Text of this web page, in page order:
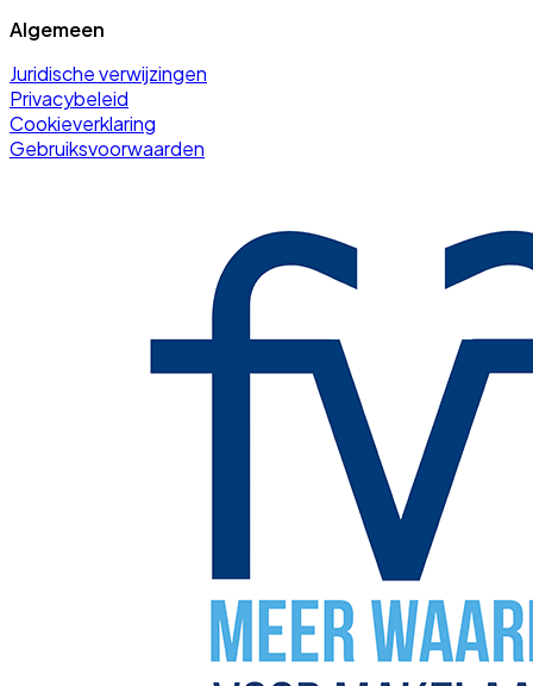
Algemeen
Juridische verwijzingen
Privacybeleid
Cookieverklaring
Gebruiksvoorwaarden